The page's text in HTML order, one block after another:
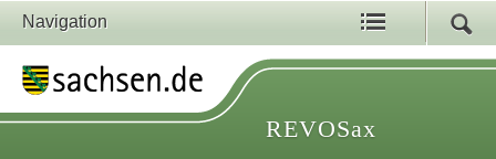
Navigation
REVOSax